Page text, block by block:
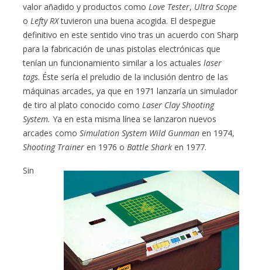
valor añadido y productos como Love Tester, Ultra Scope
o Lefty RXtuvieron una buena acogida. El despegue
definitivo en este sentido vino tras un acuerdo con Sharp
para la fabricación de unas pistolas electrónicas que
tenían un funcionamiento similar a los actualeslaser
tags. Éste sería el preludio de la inclusión dentro de las
máquinas arcades, ya que en 1971 lanzaría un simulador
de tiro al plato conocido como Laser Clay Shooting
System.Ya en esta misma línea se lanzaron nuevos
arcades comoSimulation System Wild Gunman en 1974,
Shooting Trainer en 1976 o Battle Shark en 1977.
Sin